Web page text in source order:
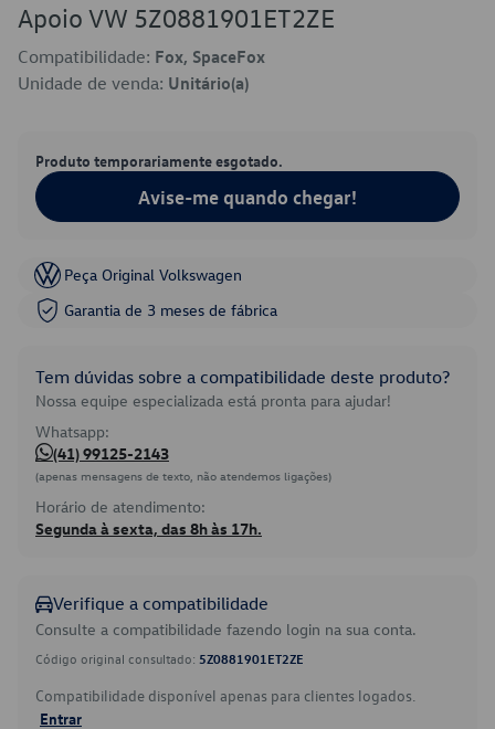
Apoio VW 5Z0881901ET2ZE
Compatibilidade: Fox, SpaceFox
Unidade de venda: Unitário(a)
Produto temporariamente esgotado.
Avise-me quando chegar!
Peça Original Volkswagen
Garantia de 3 meses de fábrica
Tem dúvidas sobre a compatibilidade deste produto?
Nossa equipe especializada está pronta para ajudar!
Whatsapp:
(41) 99125-2143
(apenas mensagens de texto, não atendemos ligações)
Horário de atendimento:
Segunda à sexta, das 8h às 17h.
Verifique a compatibilidade
Consulte a compatibilidade fazendo login na sua conta.
Código original consultado: 5Z0881901ET2ZE
Compatibilidade disponível apenas para clientes logados.
Entrar